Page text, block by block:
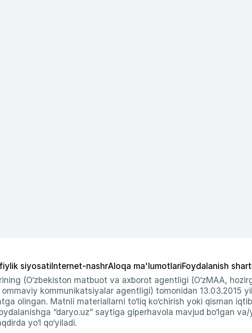
siyosati Internet-nashrAloqa ma'lumotlariFoydalanish
(O‘zbekiston matbuot va axborot agentligi (O‘zMAA,
kommunikatsiyalar agentligi) tomonidan 13.03.2015
olingan. Matnli materiallarni to‘liq ko‘chirish yoki qisman
“daryo.uz” saytiga giperhavola mavjud bo‘lgan
yo‘l qo‘yiladi.